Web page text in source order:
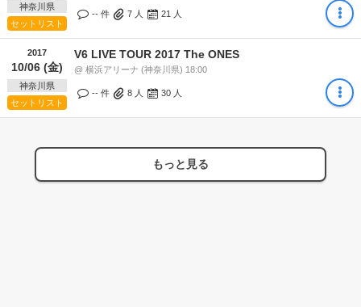
神奈川県
セットリスト
-- 件 7 人 21 人
2017
10/06 (金)
神奈川県
セットリスト
V6 LIVE TOUR 2017 The ONES
@ 横浜アリーナ (神奈川県) 18:00
-- 件 8 人 30 人
もっと見る